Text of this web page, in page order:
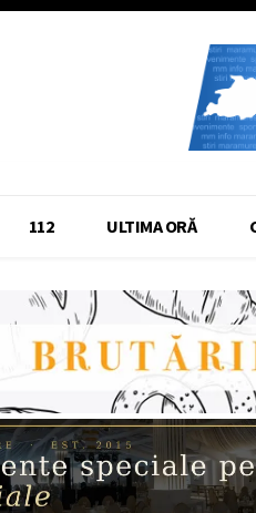
112 ULTIMA ORĂ